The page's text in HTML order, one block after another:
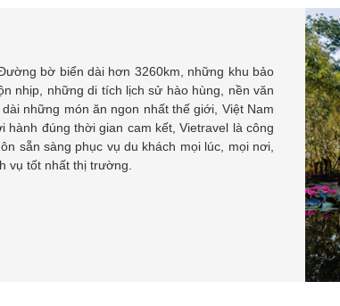
bờ biển dài hơn 3260km, những khu bảo
nhịp, những di tích lịch sử hào hùng, nền văn
những món ăn ngon nhất thế giới, Việt Nam
đúng thời gian cam kết, Vietravel là công
sẵn sàng phục vụ du khách mọi lúc, mọi nơi,
vụ tốt nhất thị trường.